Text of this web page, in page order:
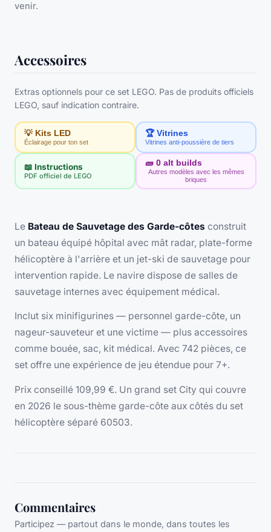
venir.
Accessoires
Extras optionnels pour ce set LEGO. Pas de produits officiels
LEGO, sauf indication contraire.
💡 Kits LED
Éclairage pour ton set
🏆 Vitrines
Vitrines anti-poussière de tiers
📖 Instructions
PDF officiel de LEGO
🧱 0 alt builds
Autres modèles avec les mêmes
briques
Le Bateau de Sauvetage des Garde-côtes construit
un bateau équipé hôpital avec mât radar, plate-forme
hélicoptère à l'arrière et un jet-ski de sauvetage pour
intervention rapide. Le navire dispose de salles de
sauvetage internes avec équipement médical.
Inclut six minifigurines — personnel garde-côte, un
nageur-sauveteur et une victime — plus accessoires
comme bouée, sac, kit médical. Avec 742 pièces, ce
set offre une expérience de jeu étendue pour 7+.
Prix conseillé 109,99 €. Un grand set City qui couvre
en 2026 le sous-thème garde-côte aux côtés du set
hélicoptère séparé 60503.
Commentaires
Participez — partout dans le monde, dans toutes les